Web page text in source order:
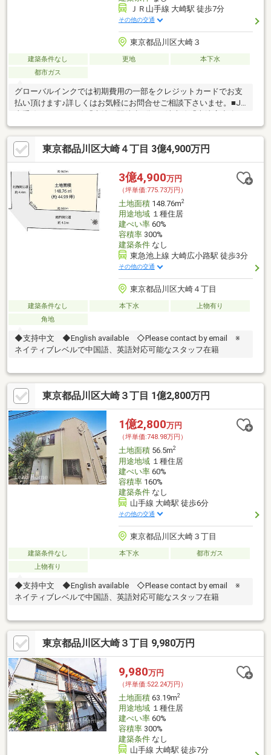
ＪＲ山手線 大崎駅 徒歩7分
その他の交通
東京都品川区大崎３
建築条件なし 更地
本下水
都市ガス
グローバルインクでは初期費用の一部をクレジットカードでお支
払い頂けます♪詳しくはお気軽にお問合せご相談下さいませ。■JR
駅は徒歩4分で、利便性と住環境に優れた地。■南西側を道路に面
し陽当り・通風良好です。■間口が10m以上と広いため開放感があ
ります。■建築条件はありません。お好きなハウスメーカーや工
務店にて理想の建物をトコトン追求していただけます。■現況更
地につき、引渡後すぐに建築が始められます。【無料】お車送迎
サービスを実施しております。
東京都品川区大崎４丁目 3億4,900万円
3億4,900万円
（坪単価:775.73万円）
土地面積148.76m2
用途地域１種住居
建ぺい率60%
容積率300%
建築条件なし
東急池上線 大崎広小路駅 徒歩3分
その他の交通
東京都品川区大崎４丁目
建築条件なし 本下水
上物有り
角地
◆支持中文 ◆English available ◇Please contact by email ※
ネイティブレベルで中国語、英語対応可能なスタッフ在籍
東京都品川区大崎３丁目 1億2,800万円
1億2,800万円
（坪単価:748.98万円）
土地面積56.5m2
用途地域１種住居
建ぺい率60%
容積率160%
建築条件なし
山手線 大崎駅 徒歩6分
その他の交通
東京都品川区大崎３丁目
建築条件なし 本下水
都市ガス
上物有り
◆支持中文 ◆English available ◇Please contact by email ※
ネイティブレベルで中国語、英語対応可能なスタッフ在籍
東京都品川区大崎３丁目 9,980万円
9,980万円
（坪単価:522.24万円）
土地面積63.19m2
用途地域１種住居
建ぺい率60%
容積率300%
建築条件なし
山手線 大崎駅 徒歩7分